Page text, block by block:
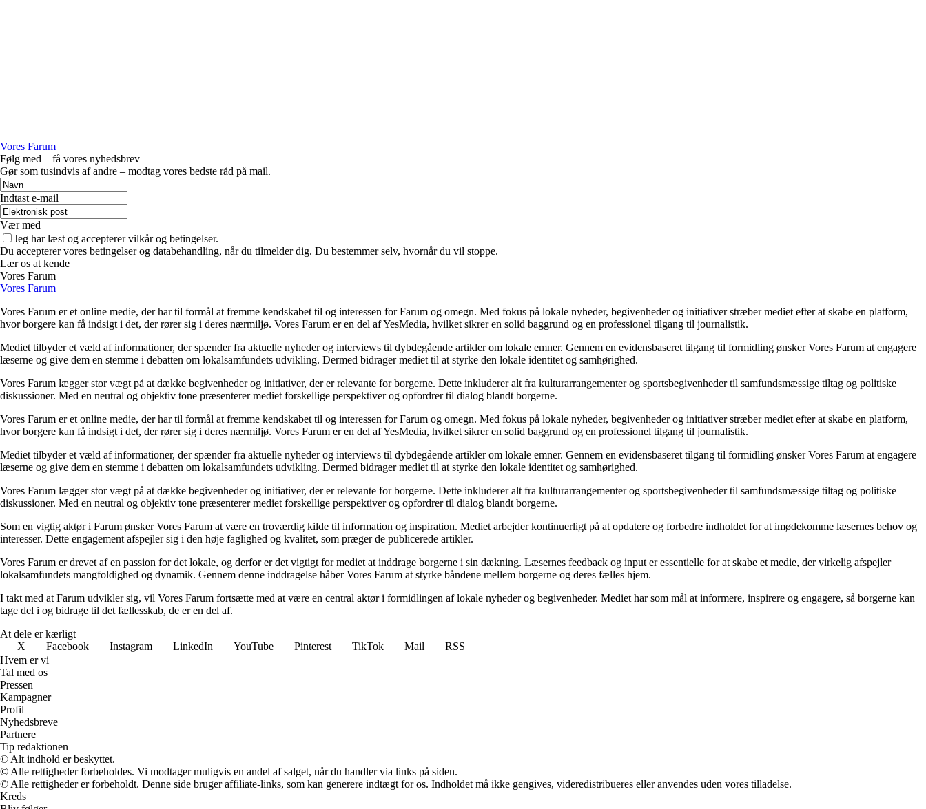
Vores Farum
Følg med – få vores nyhedsbrev
Gør som tusindvis af andre – modtag vores bedste råd på mail.
Indtast e-mail
Vær med
Jeg har læst og accepterer vilkår og betingelser.
Du accepterer vores betingelser og databehandling, når du tilmelder dig. Du bestemmer selv, hvornår du vil stoppe.
Lær os at kende
Vores Farum
Vores Farum
Vores Farum er et online medie, der har til formål at fremme kendskabet til og interessen for Farum og omegn. Med fokus på lokale nyheder, begivenheder og initiativer stræber mediet efter at skabe en platform,
hvor borgere kan få indsigt i det, der rører sig i deres nærmiljø. Vores Farum er en del af YesMedia, hvilket sikrer en solid baggrund og en professionel tilgang til journalistik.
Mediet tilbyder et væld af informationer, der spænder fra aktuelle nyheder og interviews til dybdegående artikler om lokale emner. Gennem en evidensbaseret tilgang til formidling ønsker Vores Farum at engagere
læserne og give dem en stemme i debatten om lokalsamfundets udvikling. Dermed bidrager mediet til at styrke den lokale identitet og samhørighed.
Vores Farum lægger stor vægt på at dække begivenheder og initiativer, der er relevante for borgerne. Dette inkluderer alt fra kulturarrangementer og sportsbegivenheder til samfundsmæssige tiltag og politiske
diskussioner. Med en neutral og objektiv tone præsenterer mediet forskellige perspektiver og opfordrer til dialog blandt borgerne.
Vores Farum er et online medie, der har til formål at fremme kendskabet til og interessen for Farum og omegn. Med fokus på lokale nyheder, begivenheder og initiativer stræber mediet efter at skabe en platform,
hvor borgere kan få indsigt i det, der rører sig i deres nærmiljø. Vores Farum er en del af YesMedia, hvilket sikrer en solid baggrund og en professionel tilgang til journalistik.
Mediet tilbyder et væld af informationer, der spænder fra aktuelle nyheder og interviews til dybdegående artikler om lokale emner. Gennem en evidensbaseret tilgang til formidling ønsker Vores Farum at engagere
læserne og give dem en stemme i debatten om lokalsamfundets udvikling. Dermed bidrager mediet til at styrke den lokale identitet og samhørighed.
Vores Farum lægger stor vægt på at dække begivenheder og initiativer, der er relevante for borgerne. Dette inkluderer alt fra kulturarrangementer og sportsbegivenheder til samfundsmæssige tiltag og politiske
diskussioner. Med en neutral og objektiv tone præsenterer mediet forskellige perspektiver og opfordrer til dialog blandt borgerne.
Som en vigtig aktør i Farum ønsker Vores Farum at være en troværdig kilde til information og inspiration. Mediet arbejder kontinuerligt på at opdatere og forbedre indholdet for at imødekomme læsernes behov og
interesser. Dette engagement afspejler sig i den høje faglighed og kvalitet, som præger de publicerede artikler.
Vores Farum er drevet af en passion for det lokale, og derfor er det vigtigt for mediet at inddrage borgerne i sin dækning. Læsernes feedback og input er essentielle for at skabe et medie, der virkelig afspejler
lokalsamfundets mangfoldighed og dynamik. Gennem denne inddragelse håber Vores Farum at styrke båndene mellem borgerne og deres fælles hjem.
I takt med at Farum udvikler sig, vil Vores Farum fortsætte med at være en central aktør i formidlingen af lokale nyheder og begivenheder. Mediet har som mål at informere, inspirere og engagere, så borgerne kan
tage del i og bidrage til det fællesskab, de er en del af.
At dele er kærligt
X
Facebook Instagram LinkedIn YouTube Pinterest TikTok Mail
RSS
Hvem er vi
Tal med os
Pressen
Kampagner
Profil
Nyhedsbreve
Partnere
Tip redaktionen
© Alt indhold er beskyttet.
© Alle rettigheder forbeholdes. Vi modtager muligvis en andel af salget, når du handler via links på siden.
© Alle rettigheder er forbeholdt. Denne side bruger affiliate-links, som kan generere indtægt for os. Indholdet må ikke gengives, videredistribueres eller anvendes uden vores tilladelse.
Kreds